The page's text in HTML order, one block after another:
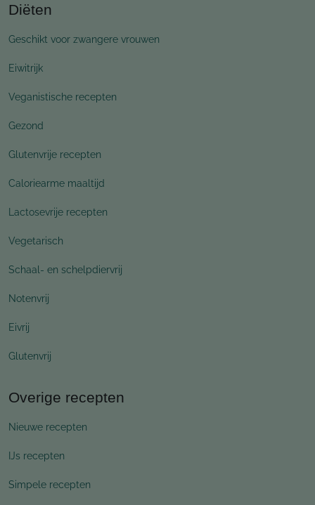
Diëten
Geschikt voor zwangere vrouwen
Eiwitrijk
Veganistische recepten
Gezond
Glutenvrije recepten
Caloriearme maaltijd
Lactosevrije recepten
Vegetarisch
Schaal- en schelpdiervrij
Notenvrij
Eivrij
Glutenvrij
Overige recepten
Nieuwe recepten
IJs recepten
Simpele recepten